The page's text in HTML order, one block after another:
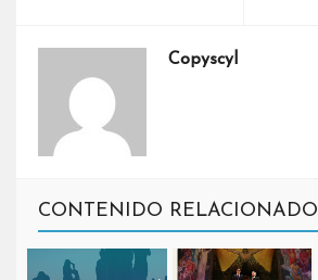
Copyscyl
CONTENIDO RELACIONADO